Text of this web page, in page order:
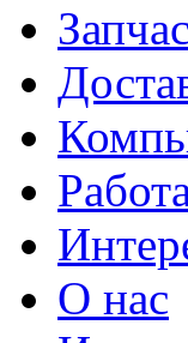
О нас